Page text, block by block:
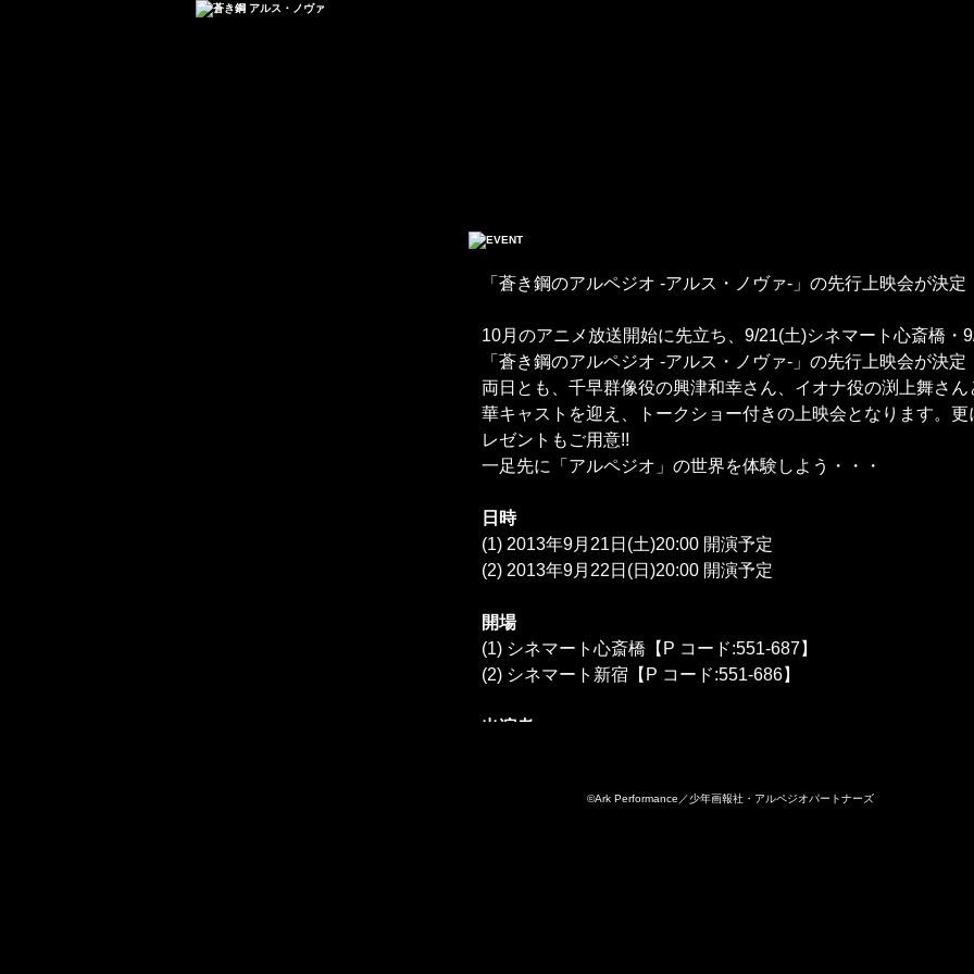
「蒼き鋼のアルペジオ ‐アルス・ノヴァ‐」の先行上映会が決定
10月のアニメ放送開始に先立ち、9/21(土)シネマート心斎橋・
「蒼き鋼のアルペジオ ‐アルス・ノヴァ‐」の先行上映会が決定
両日とも、千早群像役の興津和幸さん、イオナ役の渕上舞さ
華キャストを迎え、トークショー付きの上映会となります。
レゼントもご用意!!
一足先に「アルペジオ」の世界を体験しよう・・・
日時
(1) 2013年9月21日(土)20:00 開演予定
(2) 2013年9月22日(日)20:00 開演予定
開場
(1) シネマート心斎橋【P コード:551-687】
(2) シネマート新宿【P コード:551-686】
出演者
来場者プレゼント©Ark Performance／少年画報社・アルペジオパートナーズ